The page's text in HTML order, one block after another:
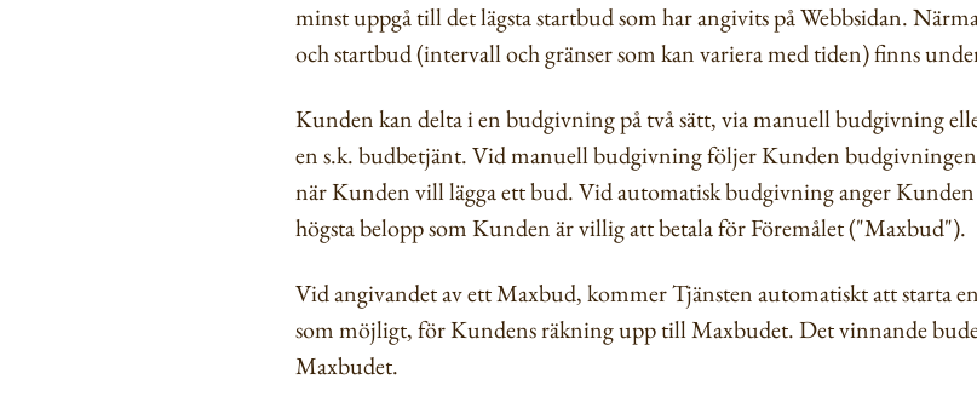
minst uppgå till det lägsta startbud som har angivits på Webbsidan.
och startbud (intervall och gränser som kan variera med tiden) finns
Kunden kan delta i en budgivning på två sätt, via manuell budgivning
en s.k. budbetjänt. Vid manuell budgivning följer Kunden budgivningen
när Kunden vill lägga ett bud. Vid automatisk budgivning anger
högsta belopp som Kunden är villig att betala för Föremålet ("Maxbud").
Vid angivandet av ett Maxbud, kommer Tjänsten automatiskt att starta
som möjligt, för Kundens räkning upp till Maxbudet. Det vinnande
Maxbudet.